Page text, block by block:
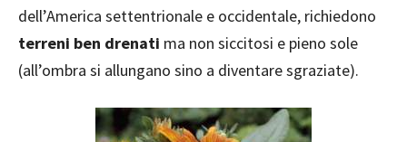
dell’America settentrionale e occidentale, richiedono
terreni ben drenati ma non siccitosi e pieno sole
(all’ombra si allungano sino a diventare sgraziate).